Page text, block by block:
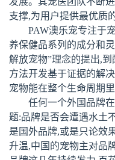
支撑,为用户提供最优质
PAW澳乐宠专注于
养保健品系列的成分和
解放宠物”理念的提出,
方法开发基于证据的解
宠物能在整个生命周期
任何一个外国品牌
题:品牌是否会遭遇水土
是国外品牌,或是只论效
升温,中国的宠物主对品